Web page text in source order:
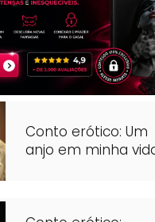
Conto erótico: Um
anjo em minha